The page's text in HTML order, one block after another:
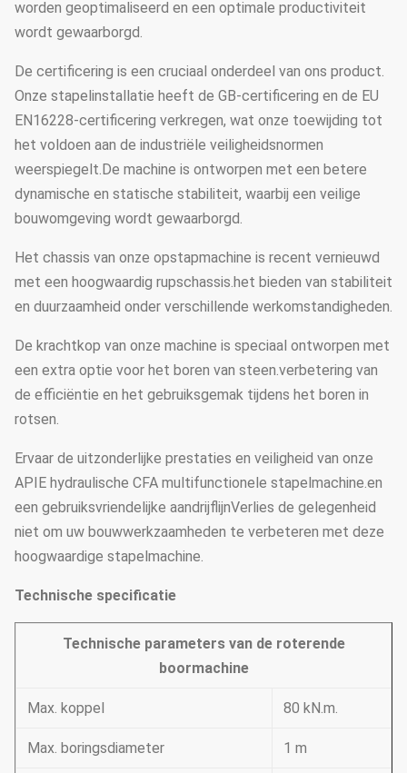
worden geoptimaliseerd en een optimale productiviteit
wordt gewaarborgd.
De certificering is een cruciaal onderdeel van ons product.
Onze stapelinstallatie heeft de GB-certificering en de EU
EN16228-certificering verkregen, wat onze toewijding tot
het voldoen aan de industriële veiligheidsnormen
weerspiegelt.De machine is ontworpen met een betere
dynamische en statische stabiliteit, waarbij een veilige
bouwomgeving wordt gewaarborgd.
Het chassis van onze opstapmachine is recent vernieuwd
met een hoogwaardig rupschassis.het bieden van stabiliteit
en duurzaamheid onder verschillende werkomstandigheden.
De krachtkop van onze machine is speciaal ontworpen met
een extra optie voor het boren van steen.verbetering van
de efficiëntie en het gebruiksgemak tijdens het boren in
rotsen.
Ervaar de uitzonderlijke prestaties en veiligheid van onze
APIE hydraulische CFA multifunctionele stapelmachine.en
een gebruiksvriendelijke aandrijflijnVerlies de gelegenheid
niet om uw bouwwerkzaamheden te verbeteren met deze
hoogwaardige stapelmachine.
Technische specificatie
Technische parameters van de roterende
boormachine
Max. koppel 80 kN.m.
Max. boringsdiameter 1 m